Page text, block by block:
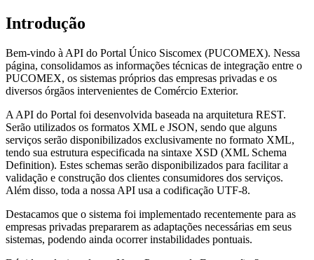
Introdução
Bem-vindo à API do Portal Único Siscomex (PUCOMEX). Nessa
página, consolidamos as informações técnicas de integração entre o
PUCOMEX, os sistemas próprios das empresas privadas e os
diversos órgãos intervenientes de Comércio Exterior.
A API do Portal foi desenvolvida baseada na arquitetura REST.
Serão utilizados os formatos XML e JSON, sendo que alguns
serviços serão disponibilizados exclusivamente no formato XML,
tendo sua estrutura especificada na sintaxe XSD (XML Schema
Definition). Estes schemas serão disponibilizados para facilitar a
validação e construção dos clientes consumidores dos serviços.
Além disso, toda a nossa API usa a codificação UTF-8.
Destacamos que o sistema foi implementado recentemente para as
empresas privadas prepararem as adaptações necessárias em seus
sistemas, podendo ainda ocorrer instabilidades pontuais.